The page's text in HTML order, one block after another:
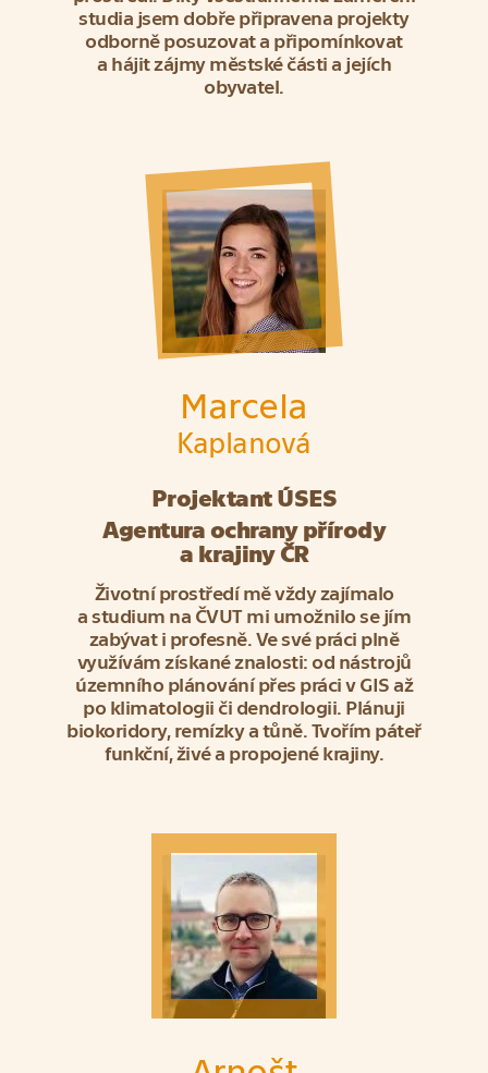
studia jsem dobře připravena projekty
odborně posuzovat a připomínkovat
a hájit zájmy městské části a jejích
obyvatel.
Marcela
Kaplanová
Projektant ÚSES
Agentura ochrany přírody
a krajiny ČR
Životní prostředí mě vždy zajímalo
a studium na ČVUT mi umožnilo se jím
zabývat i profesně. Ve své práci plně
využívám získané znalosti: od nástrojů
územního plánování přes práci v GIS až
po klimatologii či dendrologii. Plánuji
biokoridory, remízky a tůně. Tvořím páteř
funkční, živé a propojené krajiny.